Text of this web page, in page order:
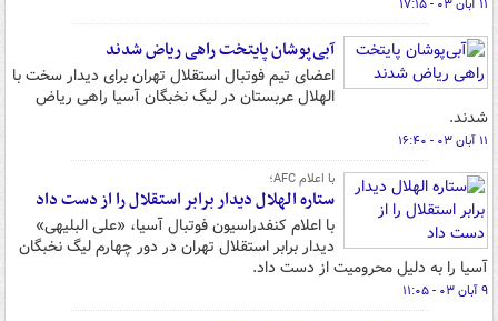
۱۱ آبان ۰۳ - ۱۷:۱۵
آبی‌پوشان پایتخت راهی ریاض شدند
اعضای تیم فوتبال استقلال تهران برای دیدار سخت با
الهلال عربستان در لیگ نخبگان آسیا راهی ریاض
شدند.
۱۱ آبان ۰۳ - ۱۶:۴۰
با اعلام AFC؛
ستاره الهلال دیدار برابر استقلال را از دست داد
با اعلام کنفدراسیون فوتبال آسیا، «علی البلیهی»
دیدار برابر استقلال تهران در دور چهارم لیگ نخبگان
آسیا را به دلیل محرومیت از دست داد.
۹ آبان ۰۳ - ۱۱:۰۵